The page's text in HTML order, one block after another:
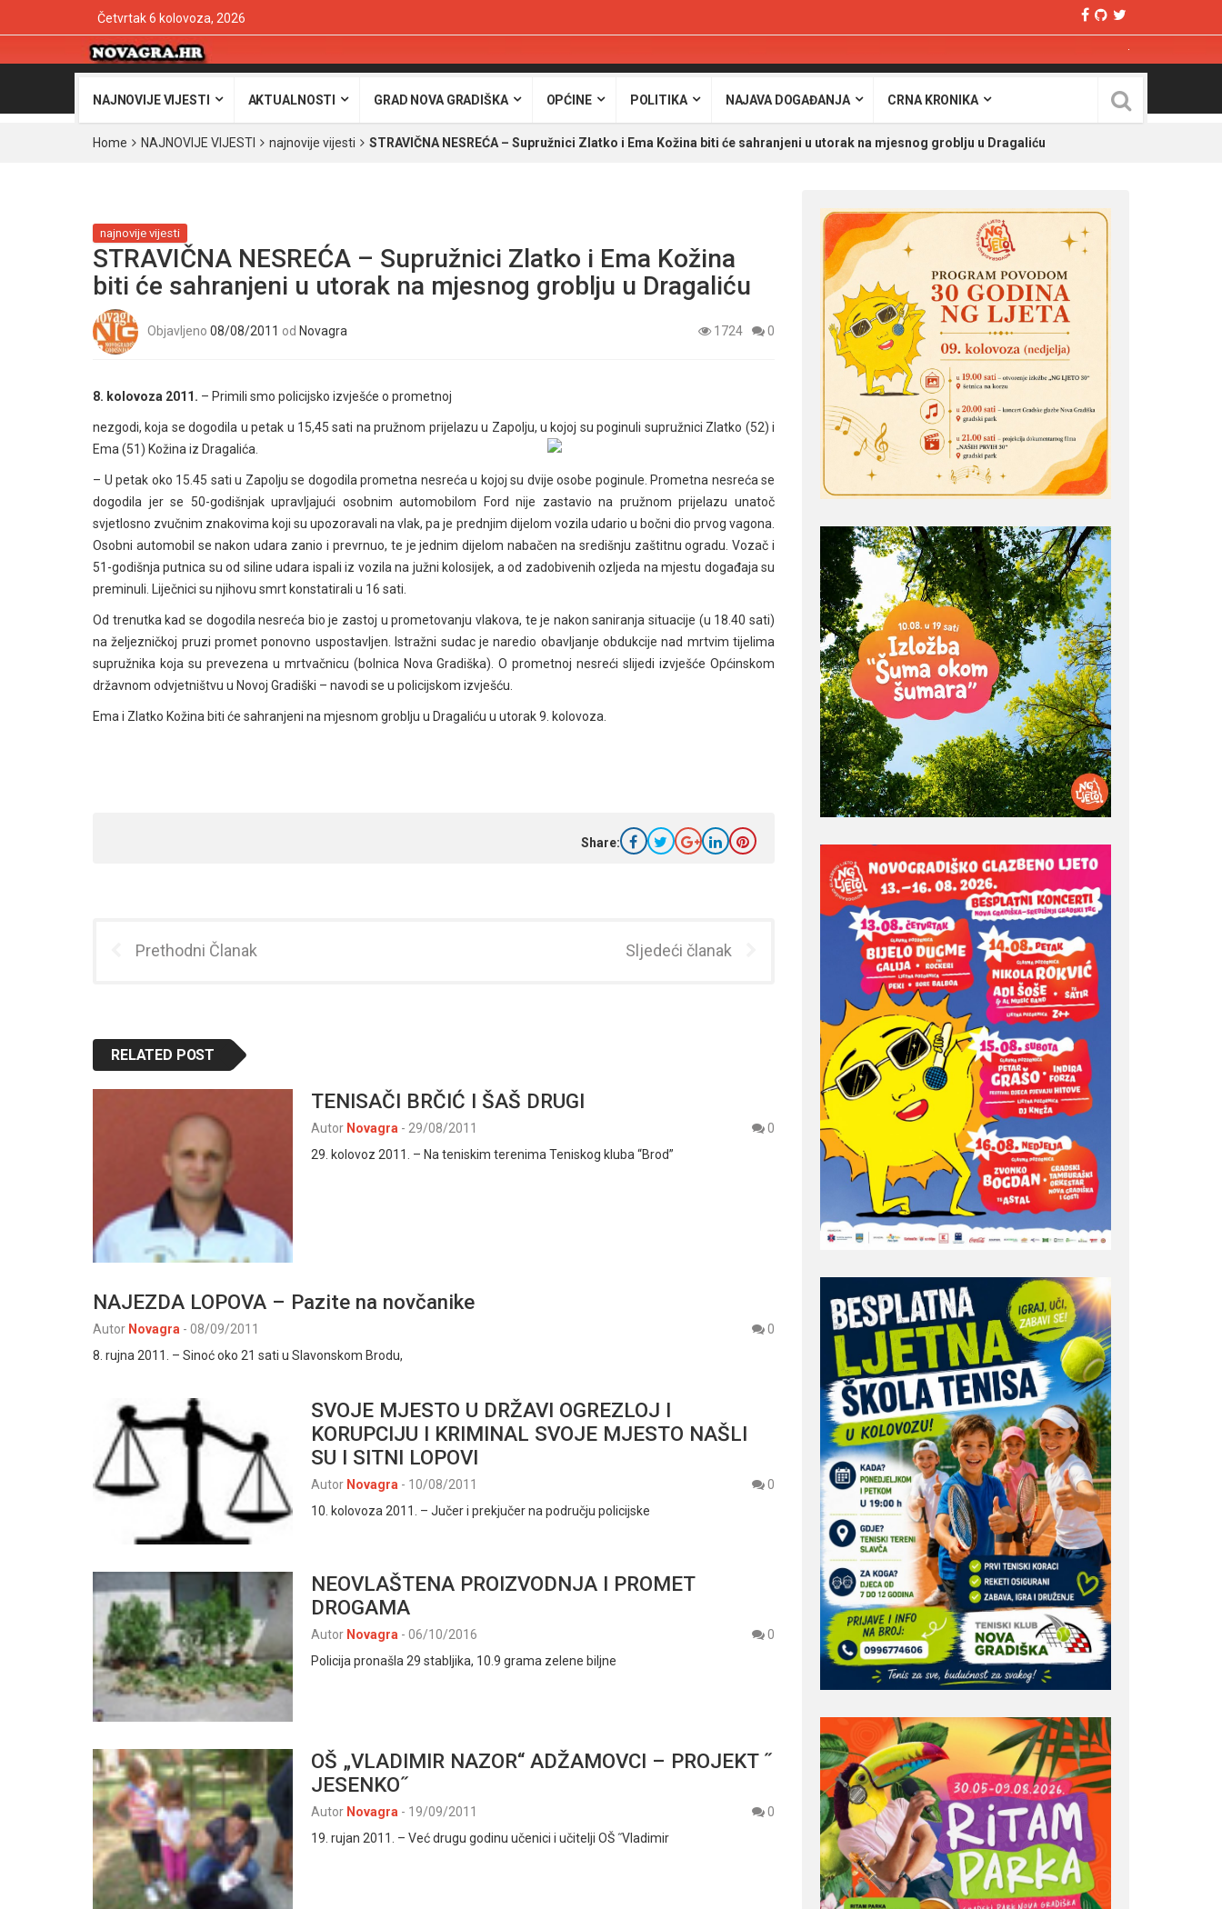
Četvrtak 6 kolovoza, 2026
NAJNOVIJE VIJESTI AKTUALNOSTI GRAD NOVA GRADIŠKA OPĆINE POLITIKA NAJAVA DOGAĐANJA CRNA KRONIKA
Home NAJNOVIJE VIJESTI najnovije vijesti STRAVIČNA NESREĆA – Supružnici Zlatko i Ema Kožina biti će sahranjeni u utorak na mjesnog groblju u Dragaliću
najnovije vijesti
STRAVIČNA NESREĆA – Supružnici Zlatko i Ema Kožina
biti će sahranjeni u utorak na mjesnog groblju u Dragaliću
Objavljeno 08/08/2011 od Novagra 1724 0
8. kolovoza 2011. – Primili smo policijsko izvješće o prometnoj
nezgodi, koja se dogodila u petak u 15,45 sati na pružnom prijelazu u Zapolju, u kojoj su poginuli supružnici Zlatko (52) i
Ema (51) Kožina iz Dragalića.
– U petak oko 15.45 sati u Zapolju se dogodila prometna nesreća u kojoj su dvije osobe poginule. Prometna nesreća se
dogodila jer se 50-godišnjak upravljajući osobnim automobilom Ford nije zastavio na pružnom prijelazu unatoč
svjetlosno zvučnim znakovima koji su upozoravali na vlak, pa je prednjim dijelom vozila udario u bočni dio prvog vagona.
Osobni automobil se nakon udara zanio i prevrnuo, te je jednim dijelom nabačen na središnju zaštitnu ogradu. Vozač i
51-godišnja putnica su od siline udara ispali iz vozila na južni kolosijek, a od zadobivenih ozljeda na mjestu događaja su
preminuli. Liječnici su njihovu smrt konstatirali u 16 sati.
Od trenutka kad se dogodila nesreća bio je zastoj u prometovanju vlakova, te je nakon saniranja situacije (u 18.40 sati)
na željezničkoj pruzi promet ponovno uspostavljen. Istražni sudac je naredio obavljanje obdukcije nad mrtvim tijelima
supružnika koja su prevezena u mrtvačnicu (bolnica Nova Gradiška). O prometnoj nesreći slijedi izvješće Općinskom
državnom odvjetništvu u Novoj Gradiški – navodi se u policijskom izvješću.
Ema i Zlatko Kožina biti će sahranjeni na mjesnom groblju u Dragaliću u utorak 9. kolovoza.
Share:
Prethodni Članak Sljedeći članak
RELATED POST
TENISAČI BRČIĆ I ŠAŠ DRUGI
Autor Novagra - 29/08/2011
0
29. kolovoz 2011. – Na teniskim terenima Teniskog kluba “Brod”
NAJEZDA LOPOVA – Pazite na novčanike
Autor Novagra - 08/09/2011
0
8. rujna 2011. – Sinoć oko 21 sati u Slavonskom Brodu,
SVOJE MJESTO U DRŽAVI OGREZLOJ I
KORUPCIJU I KRIMINAL SVOJE MJESTO NAŠLI
SU I SITNI LOPOVI
Autor Novagra - 10/08/2011
0
10. kolovoza 2011. – Jučer i prekjučer na području policijske
NEOVLAŠTENA PROIZVODNJA I PROMET
DROGAMA
Autor Novagra - 06/10/2016
0
Policija pronašla 29 stabljika, 10.9 grama zelene biljne
OŠ „VLADIMIR NAZOR“ ADŽAMOVCI – PROJEKT ˝
JESENKO˝
Autor Novagra - 19/09/2011
0
19. rujan 2011. – Već drugu godinu učenici i učitelji OŠ ˝Vladimir